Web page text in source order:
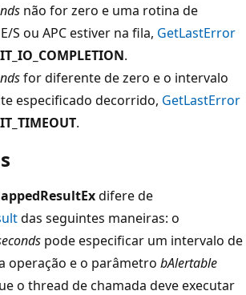
não for zero e uma rotina de
S ou APC estiver na fila, GetLastError
.
for diferente de zero e o intervalo
especificado decorrido, GetLastError
.
difere de
das seguintes maneiras: o
pode especificar um intervalo de
operação e o parâmetro bAlertable
o thread de chamada deve executar